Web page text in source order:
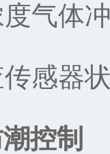
体冲
器状
控制‌